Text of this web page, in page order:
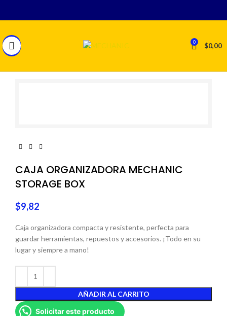
0 $0,00
CAJA ORGANIZADORA MECHANIC
STORAGE BOX
$9,82
Caja organizadora compacta y resistente, perfecta para
guardar herramientas, repuestos y accesorios. ¡Todo en su
lugar y siempre a mano!
AÑADIR AL CARRITO
Solicitar este producto